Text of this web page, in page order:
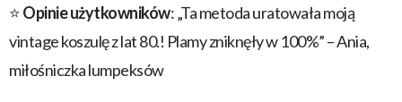
⭐Opinie użytkowników: „Ta metoda uratowała moją
vintage koszulę z lat 80.! Plamy zniknęły w 100%” – Ania,
miłośniczka lumpeksów